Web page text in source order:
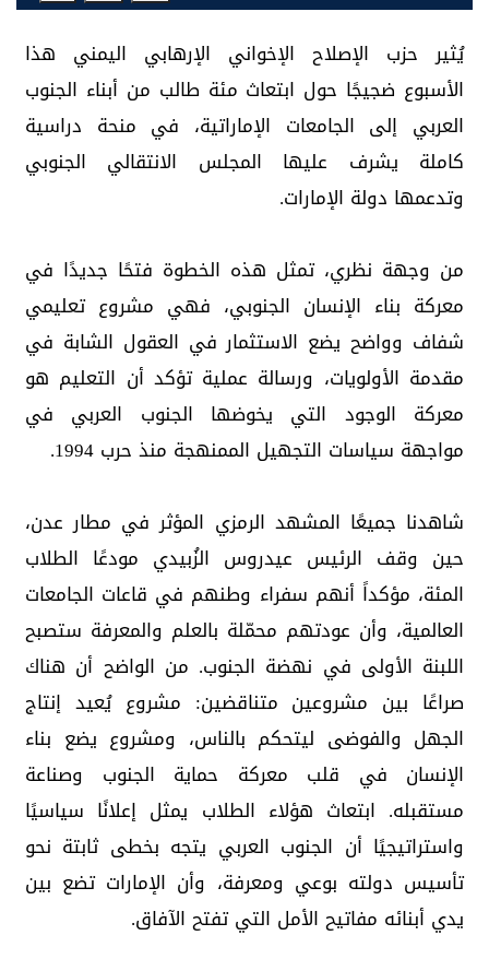
يُثير حزب الإصلاح الإخواني الإرهابي اليمني هذا
الأسبوع ضجيجًا حول ابتعاث مئة طالب من أبناء الجنوب
العربي إلى الجامعات الإماراتية، في منحة دراسية
كاملة يشرف عليها المجلس الانتقالي الجنوبي
وتدعمها دولة الإمارات.
من وجهة نظري، تمثل هذه الخطوة فتحًا جديدًا في
معركة بناء الإنسان الجنوبي، فهي مشروع تعليمي
شفاف وواضح يضع الاستثمار في العقول الشابة في
مقدمة الأولويات، ورسالة عملية تؤكد أن التعليم هو
معركة الوجود التي يخوضها الجنوب العربي في
مواجهة سياسات التجهيل الممنهجة منذ حرب 1994.
شاهدنا جميعًا المشهد الرمزي المؤثر في مطار عدن،
حين وقف الرئيس عيدروس الزُبيدي مودعًا الطلاب
المئة، مؤكداً أنهم سفراء وطنهم في قاعات الجامعات
العالمية، وأن عودتهم محمّلة بالعلم والمعرفة ستصبح
اللبنة الأولى في نهضة الجنوب. من الواضح أن هناك
صراعًا بين مشروعين متناقضين: مشروع يُعيد إنتاج
الجهل والفوضى ليتحكم بالناس، ومشروع يضع بناء
الإنسان في قلب معركة حماية الجنوب وصناعة
مستقبله. ابتعاث هؤلاء الطلاب يمثل إعلانًا سياسيًا
واستراتيجيًا أن الجنوب العربي يتجه بخطى ثابتة نحو
تأسيس دولته بوعي ومعرفة، وأن الإمارات تضع بين
يدي أبنائه مفاتيح الأمل التي تفتح الآفاق.